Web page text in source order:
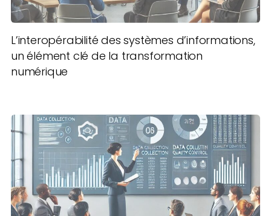
L’interopérabilité des systèmes d’informations,
un élément clé de la transformation
numérique